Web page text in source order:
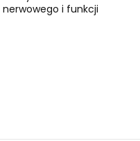
nerwowego i funkcji